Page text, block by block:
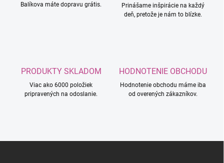
Balíkova máte dopravu grátis.
Prinášame inšpirácie na každý
deň, pretože je nám to blízke.
PRODUKTY SKLADOM
Viac ako 6000 položiek
pripravených na odoslanie.
HODNOTENIE OBCHODU
Hodnotenie obchodu máme iba
od overených zákazníkov.